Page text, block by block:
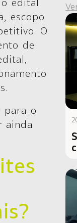
escopo
O
de
para o
ainda